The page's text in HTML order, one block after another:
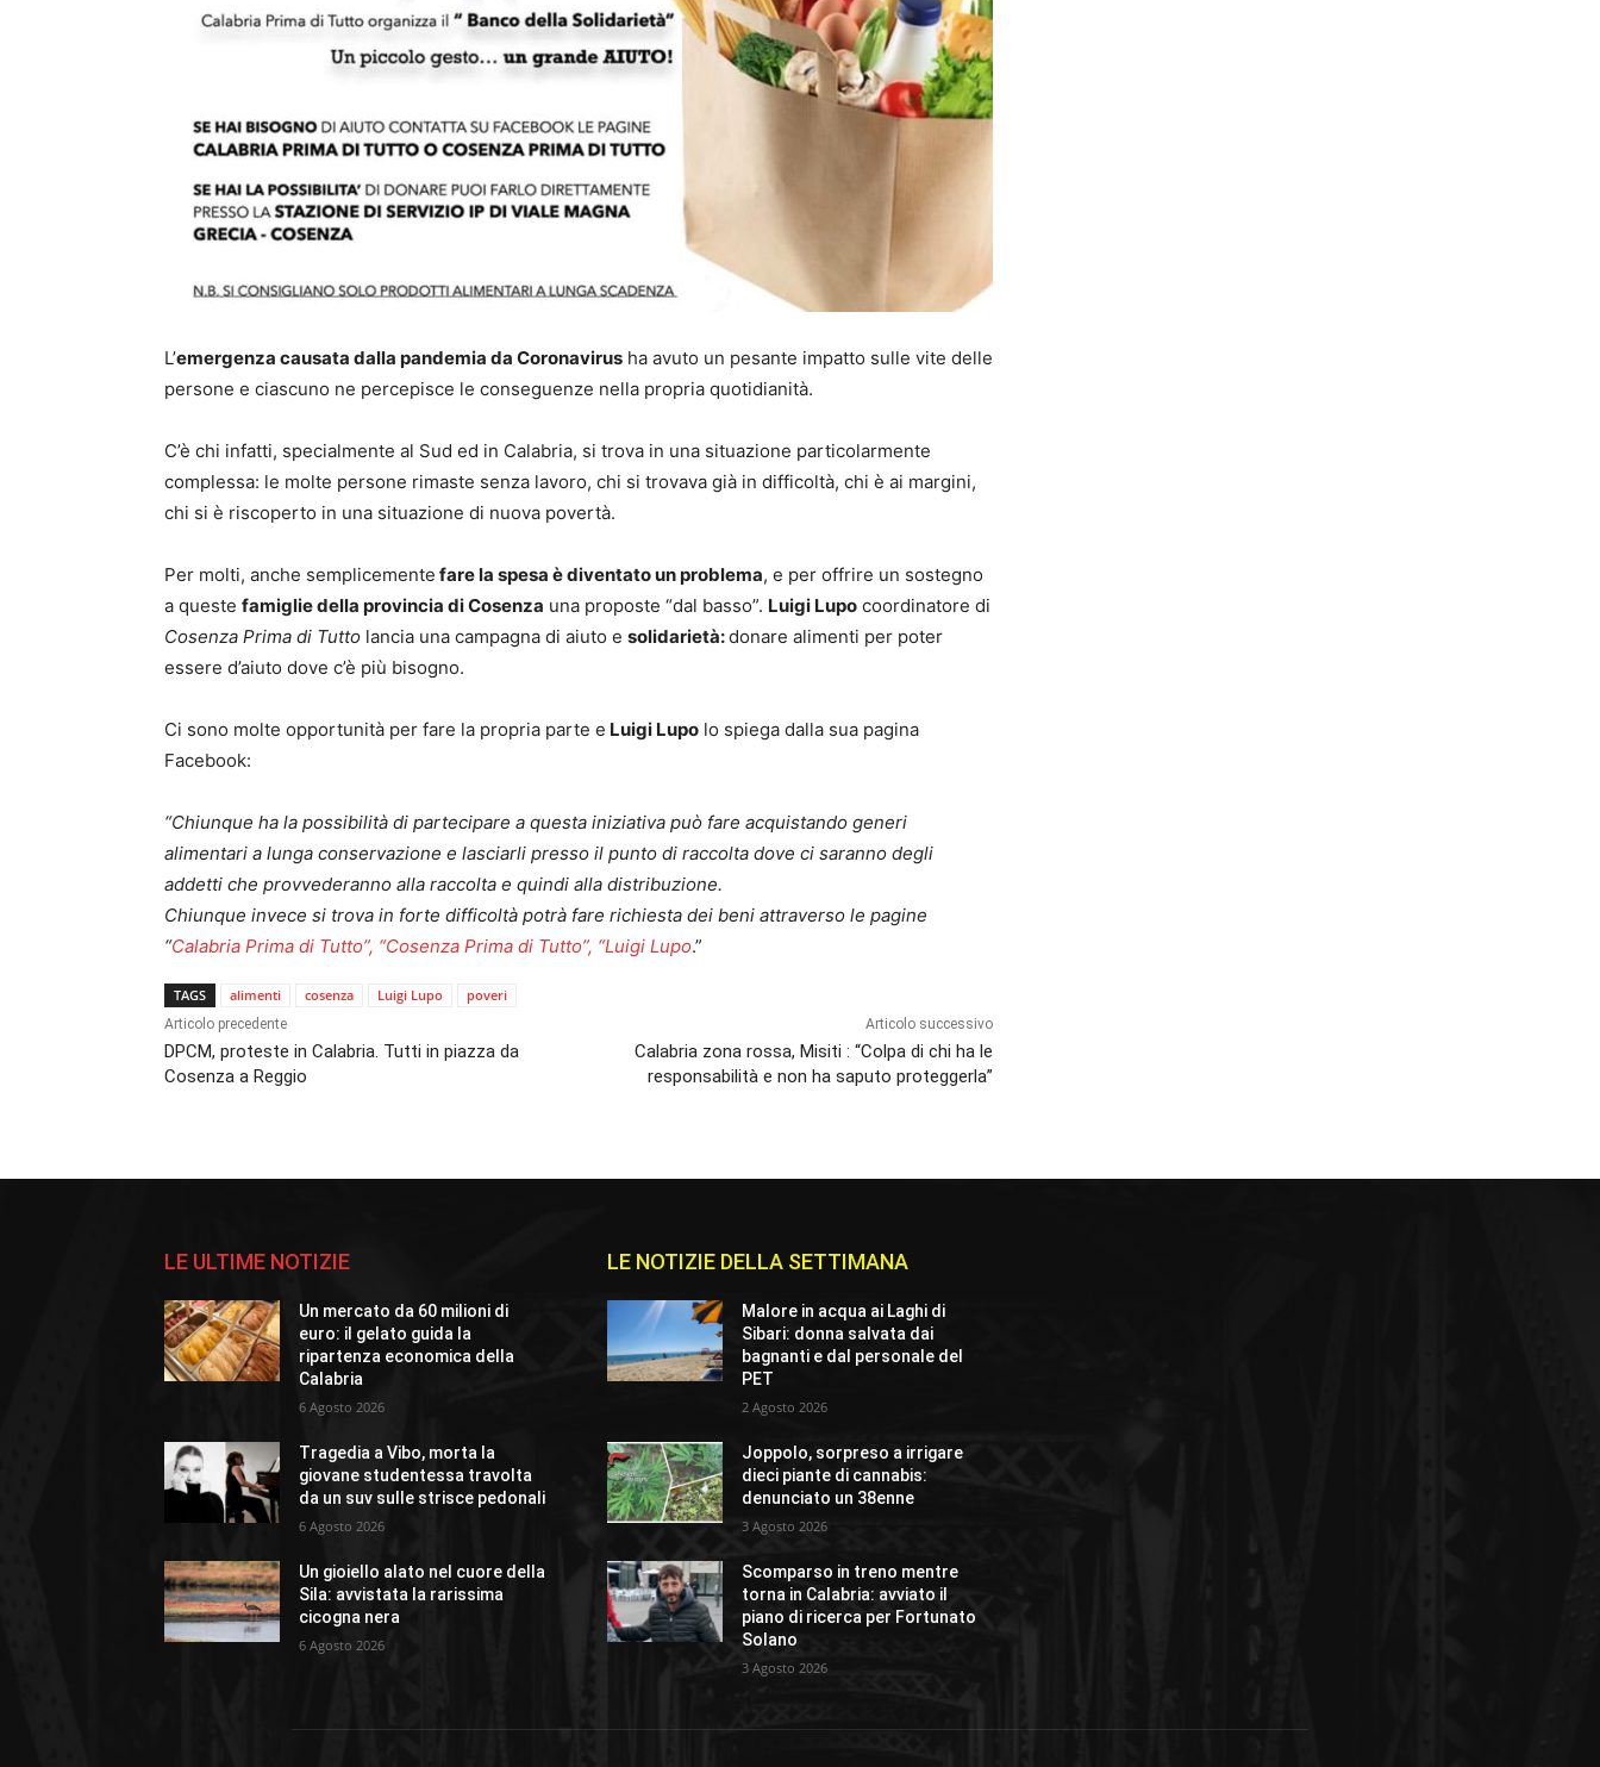
L’emergenza causata dalla pandemia da Coronavirus ha avuto un pesante impatto sulle vite delle
persone e ciascuno ne percepisce le conseguenze nella propria quotidianità.
C’è chi infatti, specialmente al Sud ed in Calabria, si trova in una situazione particolarmente
complessa: le molte persone rimaste senza lavoro, chi si trovava già in difficoltà, chi è ai margini,
chi si è riscoperto in una situazione di nuova povertà.
Per molti, anche semplicemente fare la spesa è diventato un problema, e per offrire un sostegno
a queste famiglie della provincia di Cosenza una proposte “dal basso”. Luigi Lupo coordinatore di
Cosenza Prima di Tutto lancia una campagna di aiuto e solidarietà:donare alimenti per poter
essere d’aiuto dove c’è più bisogno.
Ci sono molte opportunità per fare la propria parte e Luigi Lupo lo spiega dalla sua pagina
Facebook:
“Chiunque ha la possibilità di partecipare a questa iniziativa può fare acquistando generi
alimentari a lunga conservazione e lasciarli presso il punto di raccolta dove ci saranno degli
addetti che provvederanno alla raccolta e quindi alla distribuzione.
Chiunque invece si trova in forte difficoltà potrà fare richiesta dei beni attraverso le pagine
“Calabria Prima di Tutto”, “Cosenza Prima di Tutto”, “Luigi Lupo.”
TAGS alimenti cosenza Luigi Lupo poveri
Articolo precedente
DPCM, proteste in Calabria. Tutti in piazza da
Cosenza a Reggio
Articolo successivo
Calabria zona rossa, Misiti : “Colpa di chi ha le
responsabilità e non ha saputo proteggerla”
LE ULTIME NOTIZIE
Un mercato da 60 milioni di
euro: il gelato guida la
ripartenza economica della
Calabria
6 Agosto 2026
Tragedia a Vibo, morta la
giovane studentessa travolta
da un suv sulle strisce pedonali
6 Agosto 2026
Un gioiello alato nel cuore della
Sila: avvistata la rarissima
cicogna nera
6 Agosto 2026
LE NOTIZIE DELLA SETTIMANA
Malore in acqua ai Laghi di
Sibari: donna salvata dai
bagnanti e dal personale del
PET
2 Agosto 2026
Joppolo, sorpreso a irrigare
dieci piante di cannabis:
denunciato un 38enne
3 Agosto 2026
Scomparso in treno mentre
torna in Calabria: avviato il
piano di ricerca per Fortunato
Solano
3 Agosto 2026